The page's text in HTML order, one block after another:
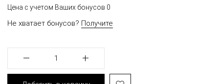
Цена с учетом Ваших бонусов 0
Не хватает бонусов? Получите
1